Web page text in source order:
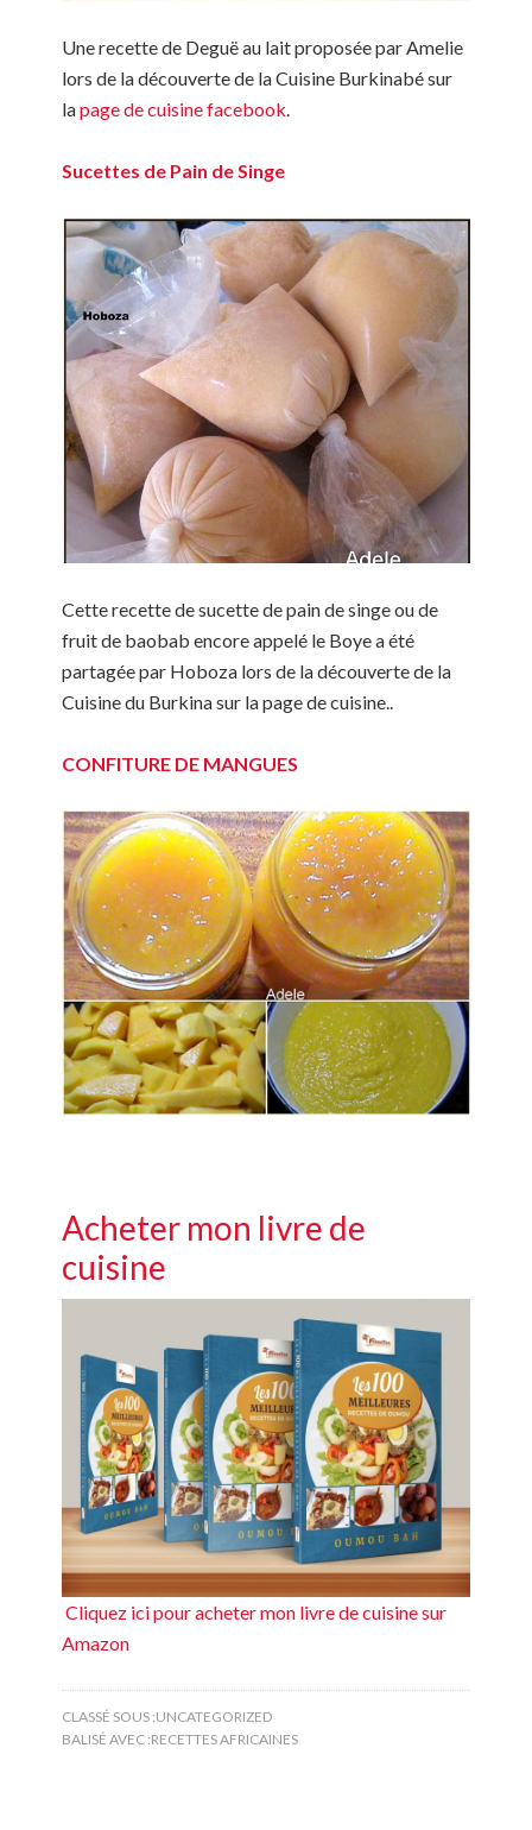
Une recette de Deguë au lait proposée par Amelie
lors de la découverte de la Cuisine Burkinabé sur
lapage de cuisine facebook.
Sucettes de Pain de Singe
Cette recette de sucette de pain de singe ou de
fruit de baobab encore appelé le Boye a été
partagée par Hoboza lors de la découverte de la
Cuisine du Burkina sur la page de cuisine..
CONFITURE DE MANGUES
Acheter mon livre de
cuisine
Cliquez ici pour acheter mon livre de cuisine sur
Amazon
CLASSÉ SOUS :UNCATEGORIZED
BALISÉ AVEC :RECETTES AFRICAINES